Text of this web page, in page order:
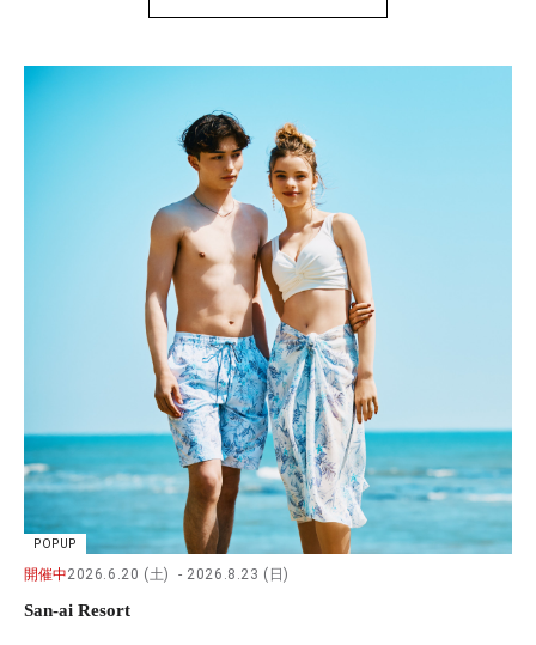
POPUP
開催中2026.6.20 (土) 2026.8.23 (日)
San-ai Resort